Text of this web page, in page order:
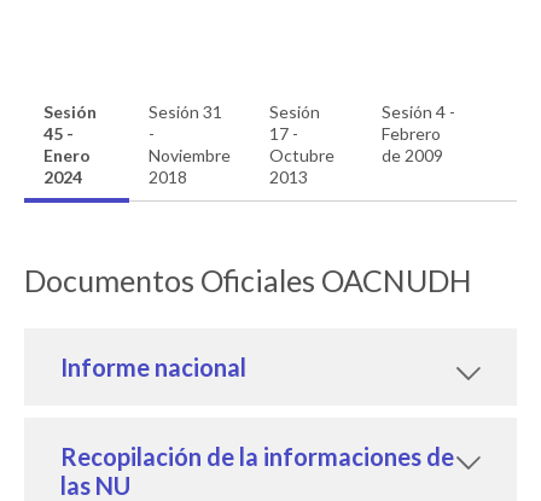
Sesión
45 -
Enero
2024
Sesión 31
-
Noviembre
2018
Sesión
17 -
Octubre
2013
Sesión 4 -
Febrero
de 2009
Documentos Oficiales OACNUDH
Informe nacional
Recopilación de la informaciones de
las NU